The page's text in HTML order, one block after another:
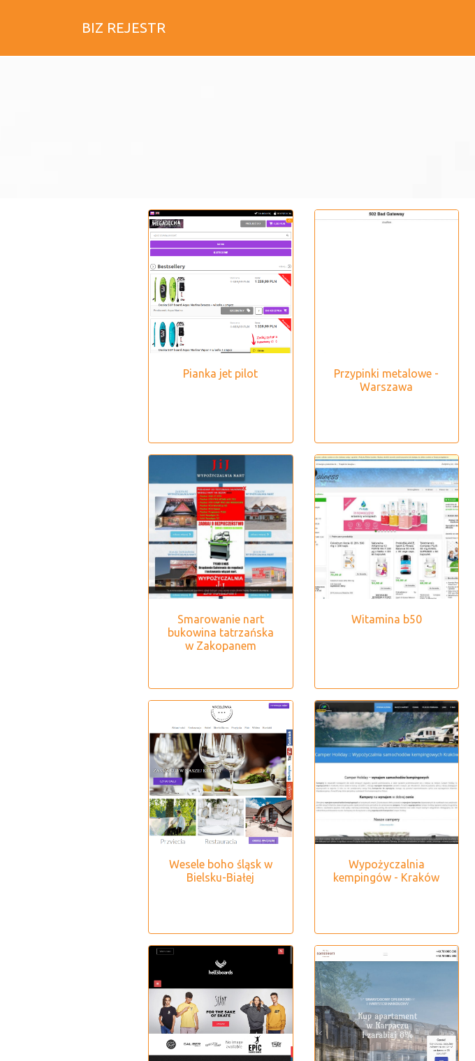
BIZ REJESTR
Pianka jet pilot
Przypinki metalowe -
Warszawa
Smarowanie nart
bukowina tatrzańska
w Zakopanem
Witamina b50
Wesele boho śląsk w
Bielsku-Białej
Wypożyczalnia
kempingów - Kraków